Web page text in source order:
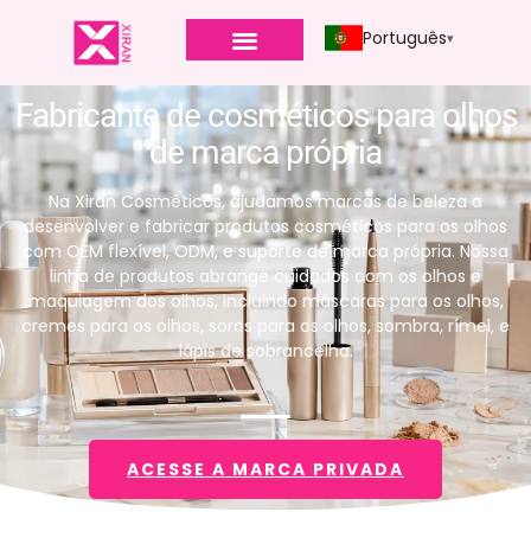
Português
Fabricante de cosméticos para olhos
de marca própria
Na Xiran Cosméticos, ajudamos marcas de beleza a
desenvolver e fabricar produtos cosméticos para os olhos
com OEM flexível, ODM, e suporte de marca própria. Nossa
linha de produtos abrange cuidados com os olhos e
maquiagem dos olhos, incluindo máscaras para os olhos,
cremes para os olhos, soros para os olhos, sombra, rímel, e
lápis de sobrancelha.
ACESSE A MARCA PRIVADA